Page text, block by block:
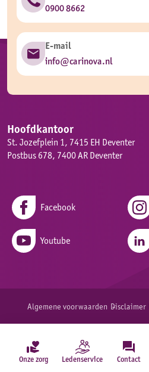
Onze zorg Ledenservice Contact
0900 8662
E-mail
info@carinova.nl
Hoofdkantoor
St. Jozefplein 1, 7415 EH Deventer
Postbus 678, 7400 AR Deventer
Facebook
Youtube
Algemene voorwaarden Disclaimer